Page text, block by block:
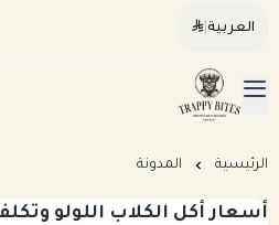
العربية|
Trappybites
القائمة الرئيسية
الرئيسيهالرئيسية المدونة
أسعار أكل الكلاب اللولو